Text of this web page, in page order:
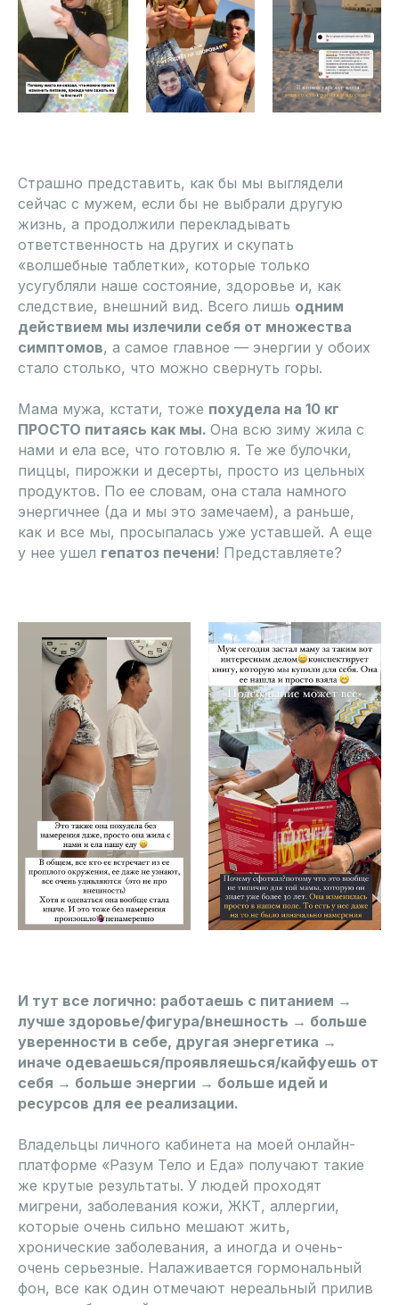
Страшно представить, как бы мы выглядели
сейчас с мужем, если бы не выбрали другую
жизнь, а продолжили перекладывать
ответственность на других и скупать
«волшебные таблетки», которые только
усугубляли наше состояние, здоровье и, как
следствие, внешний вид. Всего лишь одним
действием мы излечили себя от множества
симптомов, а самое главное — энергии у обоих
стало столько, что можно свернуть горы.
Мама мужа, кстати, тоже похудела на 10 кг
ПРОСТО питаясь как мы. Она всю зиму жила с
нами и ела все, что готовлю я. Те же булочки,
пиццы, пирожки и десерты, просто из цельных
продуктов. По ее словам, она стала намного
энергичнее (да и мы это замечаем), а раньше,
как и все мы, просыпалась уже уставшей. А еще
у нее ушел гепатоз печени! Представляете?
И тут все логично: работаешь с питанием →
лучше здоровье/фигура/внешность → больше
уверенности в себе, другая энергетика →
иначе одеваешься/проявляешься/кайфуешь от
себя → больше энергии → больше идей и
ресурсов для ее реализации.
Владельцы личного кабинета на моей онлайн-
платформе «Разум Тело и Еда» получают такие
же крутые результаты. У людей проходят
мигрени, заболевания кожи, ЖКТ, аллергии,
которые очень сильно мешают жить,
хронические заболевания, а иногда и очень-
очень серьезные. Налаживается гормональный
фон, все как один отмечают нереальный прилив